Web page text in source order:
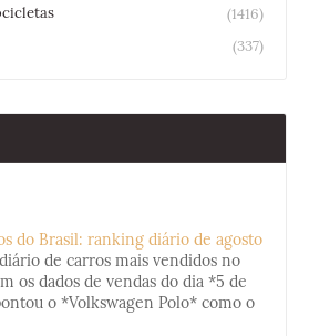
(1416)
(337)
do Brasil: ranking diário de agosto
de carros mais vendidos no
os dados de vendas do dia *5 de
o *Volkswagen Polo* como o